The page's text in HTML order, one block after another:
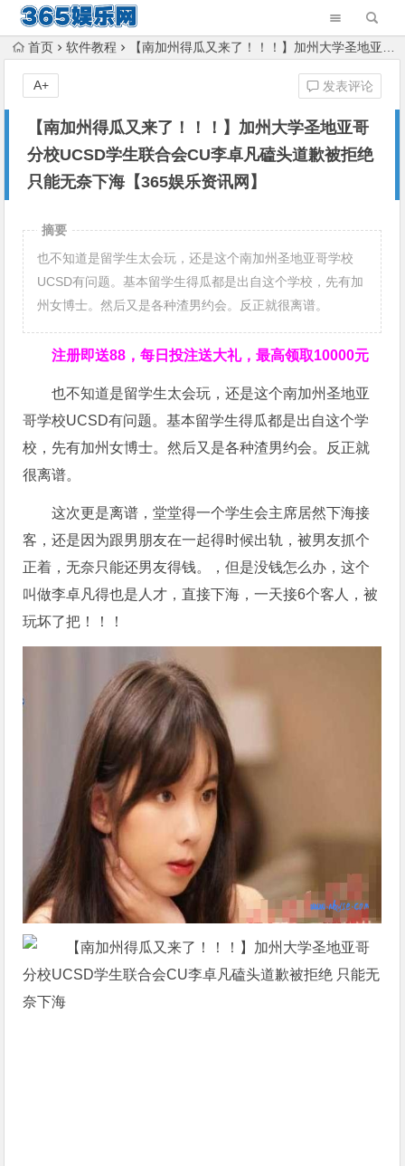
首页 软件教程 【南加州得瓜又来了！！！】加州大学圣地亚哥分校UCSD学生联合会CU李卓凡磕头道歉被拒绝 只能无奈下海【365娱乐资讯网】
【南加州得瓜又来了！！！】加州大学圣地亚哥
分校UCSD学生联合会CU李卓凡磕头道歉被拒绝
只能无奈下海【365娱乐资讯网】
发表评论
A+
摘要
也不知道是留学生太会玩，还是这个南加州圣地亚哥学校
UCSD有问题。基本留学生得瓜都是出自这个学校，先有加
州女博士。然后又是各种渣男约会。反正就很离谱。
注册即送88，每日投注送大礼，最高领取10000元
也不知道是留学生太会玩，还是这个南加州圣地亚
哥学校UCSD有问题。基本留学生得瓜都是出自这个学
校，先有加州女博士。然后又是各种渣男约会。反正就
很离谱。
这次更是离谱，堂堂得一个学生会主席居然下海接
客，还是因为跟男朋友在一起得时候出轨，被男友抓个
正着，无奈只能还男友得钱。，但是没钱怎么办，这个
叫做李卓凡得也是人才，直接下海，一天接6个客人，被
玩坏了把！！！